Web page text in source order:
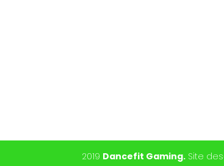
2019 Dancefit Gaming. Site